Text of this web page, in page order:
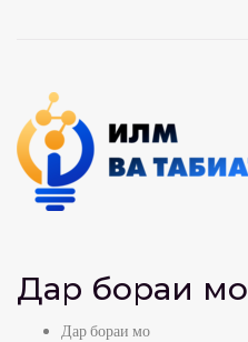
Дар бораи мо
Дар бораи мо